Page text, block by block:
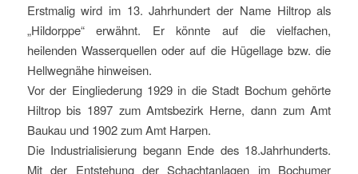
Erstmalig wird im 13. Jahrhundert der Name Hiltrop als
„Hildorppe“ erwähnt. Er könnte auf die vielfachen,
heilenden Wasserquellen oder auf die Hügellage bzw. die
Hellwegnähe hinweisen.
Vor der Eingliederung 1929 in die Stadt Bochum gehörte
Hiltrop bis 1897 zum Amtsbezirk Herne, dann zum Amt
Baukau und 1902 zum Amt Harpen.
Die Industrialisierung begann Ende des 18.Jahrhunderts.
Mit der Entstehung der Schachtanlagen im Bochumer